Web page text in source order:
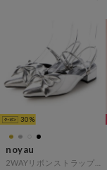
30
noyau